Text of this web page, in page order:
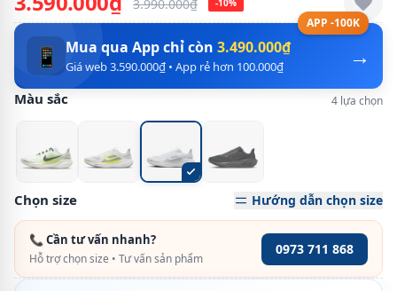
3.990.000₫ -10%
APP -100K
→
📱 Mua qua App chỉ còn 3.490.000₫
Giá web 3.590.000₫ • App rẻ hơn 100.000₫
Màu sắc 4 lựa chọn
Chọn size Hướng dẫn chọn size
📞 Cần tư vấn nhanh?
Hỗ trợ chọn size • Tư vấn sản phẩm
0973 711 868